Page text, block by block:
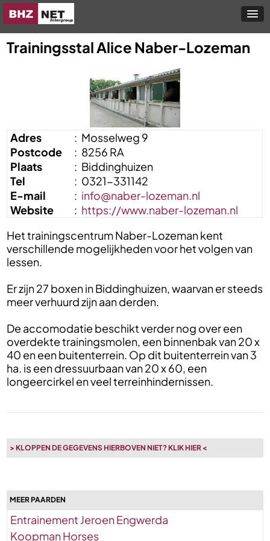
Trainingsstal Alice Naber-Lozeman
Adres : Mosselweg 9
Postcode
: 8256 RA
Plaats
: Biddinghuizen
Tel
: 0321-331142
E-mail
: info@naber-lozeman.nl
Website
: https://www.naber-lozeman.nl
Het trainingscentrum Naber-Lozeman kent
verschillende mogelijkheden voor het volgen van
lessen.
Er zijn 27 boxen in Biddinghuizen, waarvan er steeds
meer verhuurd zijn aan derden.
De accomodatie beschikt verder nog over een
overdekte trainingsmolen, een binnenbak van 20 x
40 en een buitenterrein. Op dit buitenterrein van 3
ha. is een dressuurbaan van 20 x 60, een
longeercirkel en veel terreinhindernissen.
> KLOPPEN DE GEGEVENS HIERBOVEN NIET? KLIK HIER <
MEER PAARDEN
Entrainement Jeroen Engwerda
Koopman Horses